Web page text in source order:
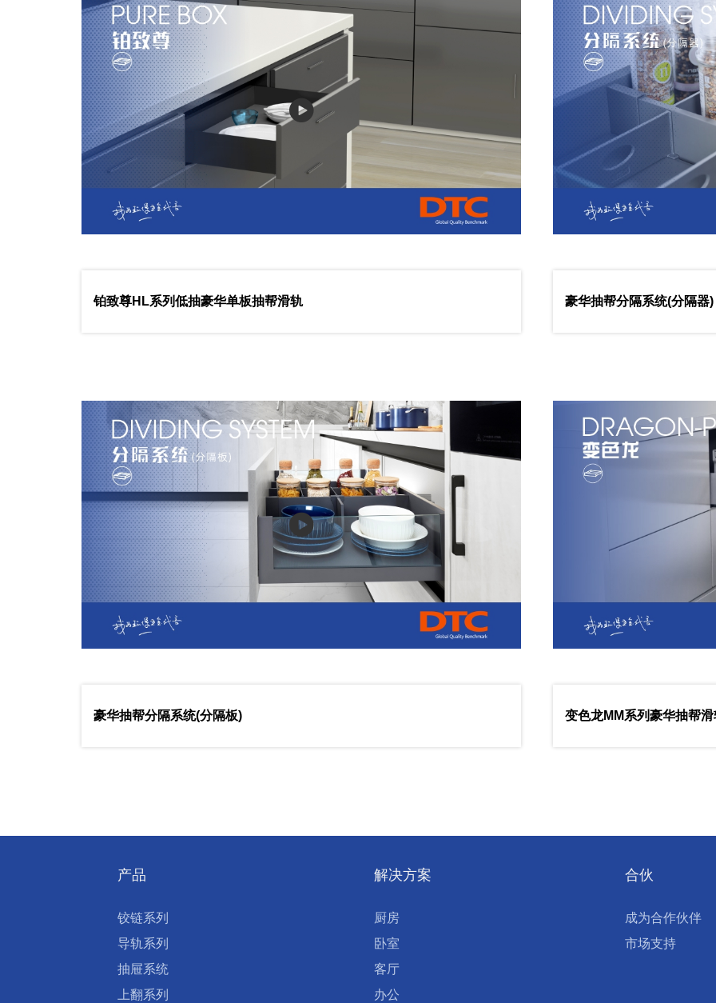
铂致尊HL系列低抽豪华单板抽帮滑轨 豪华抽帮分隔系统(分隔器)
豪华抽帮分隔系统(分隔板) 变色龙MM系列豪华抽帮滑
产品
铰链系列
导轨系列
抽屉系统
上翻系列
解决方案
厨房
卧室
客厅
办公
合伙
成为合作伙伴
市场支持